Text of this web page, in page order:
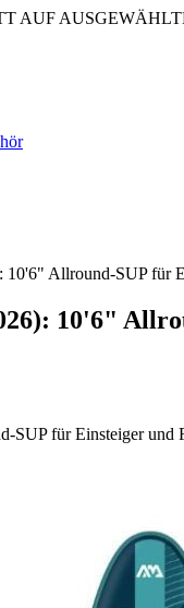
AUF
10'6" Allround-SUP für
10'6"
SUP für Einsteiger